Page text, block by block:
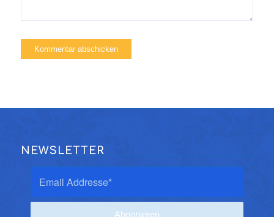
NEWSLETTER